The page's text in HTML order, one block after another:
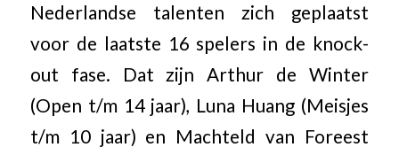
Nederlandse talenten zich geplaatst
voor de laatste 16 spelers in de knock-
out fase. Dat zijn Arthur de Winter
(Open t/m 14 jaar), Luna Huang (Meisjes
t/m 10 jaar) en Machteld van Foreest